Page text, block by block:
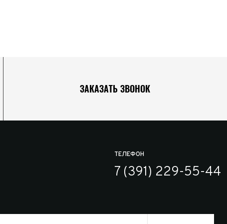
ЗАКАЗАТЬ ЗВОНОК
ТЕЛЕФОН
7 (391) 229-55-44